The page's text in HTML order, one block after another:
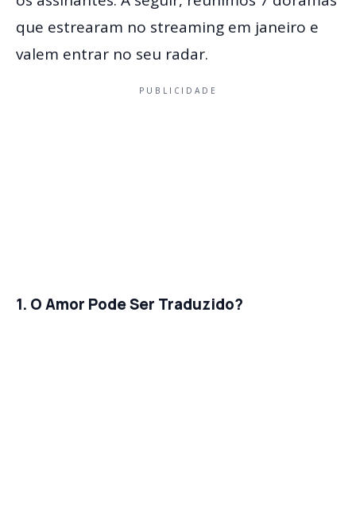
que estrearam no streaming em janeiro e
valem entrar no seu radar.
PUBLICIDADE
1. O Amor Pode Ser Traduzido?